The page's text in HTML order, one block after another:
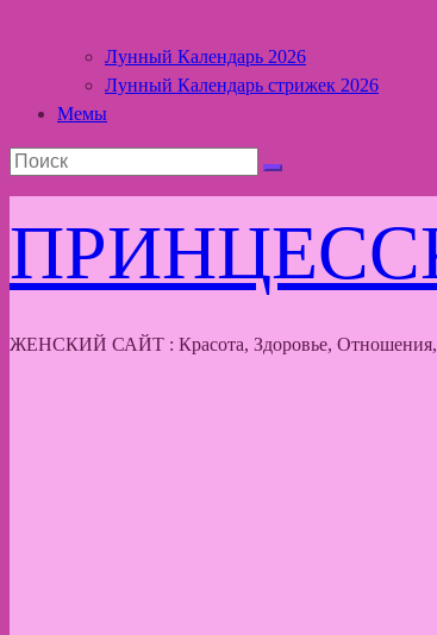
Лунный Календарь 2026
Лунный Календарь стрижек 2026
Мемы
ЖЕНСКИЙ САЙТ : Красота, Здоровье,